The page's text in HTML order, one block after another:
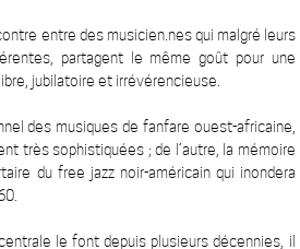
entre des musicien.nes qui malgré leurs
partagent le même goût pour une
jubilatoire et irrévérencieuse.
des musiques de fanfare ouest-africaine,
très sophistiquées ; de l’autre, la mémoire
du free jazz noir-américain qui inondera
le font depuis plusieurs décennies, il